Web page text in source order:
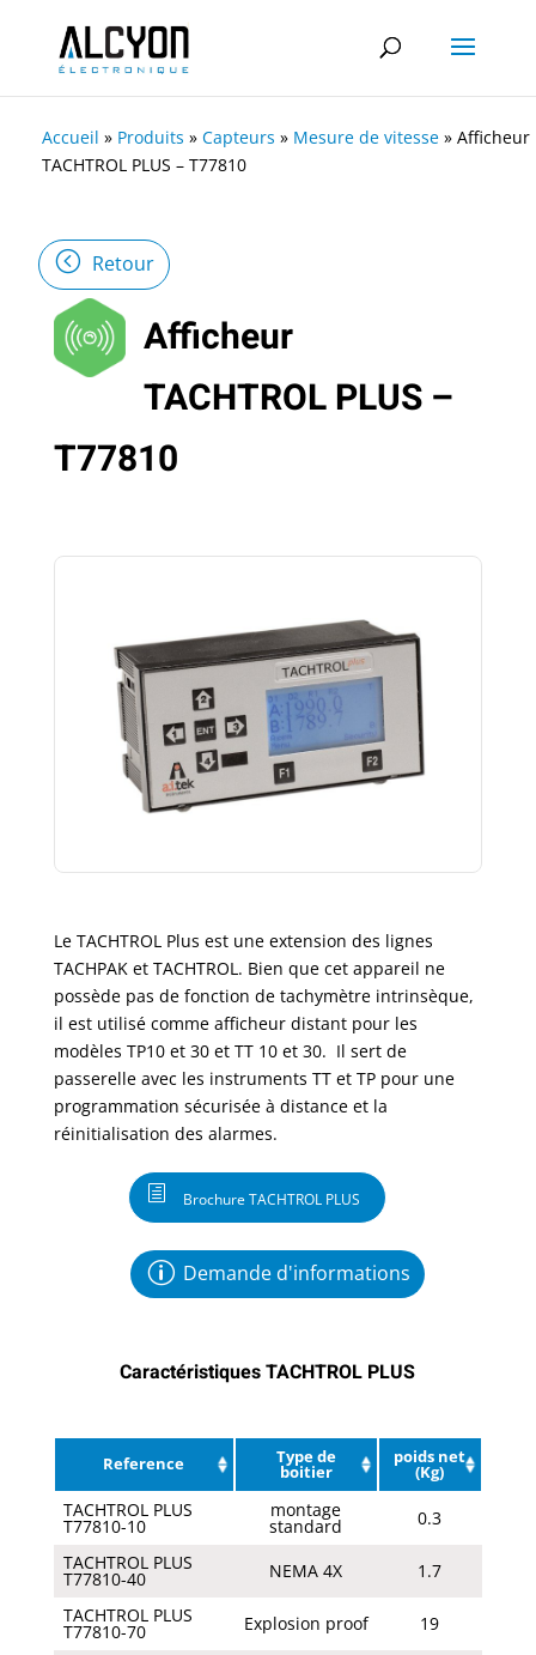
Accueil » Produits » Capteurs » Mesure de vitesse » Afficheur
TACHTROL PLUS – T77810
Retour
Afficheur
TACHTROL PLUS –
T77810
Le TACHTROL Plus est une extension des lignes
TACHPAK et TACHTROL. Bien que cet appareil ne
possède pas de fonction de tachymètre intrinsèque,
il est utilisé comme afficheur distant pour les
modèles TP10 et 30 et TT 10 et 30. Il sert de
passerelle avec les instruments TT et TP pour une
programmation sécurisée à distance et la
réinitialisation des alarmes.
Brochure TACHTROL PLUS
Demande d'informations
Caractéristiques TACHTROL PLUS
Reference Type de
boitier
poids net
(Kg)
TACHTROL PLUS
T77810-10
montage
standard
0.3
TACHTROL PLUS
T77810-40 NEMA 4X
1.7
TACHTROL PLUS
T77810-70 Explosion proof
19